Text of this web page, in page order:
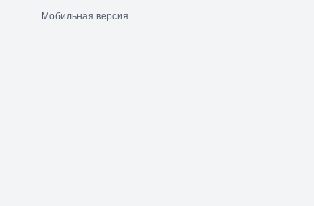
Мобильная версия